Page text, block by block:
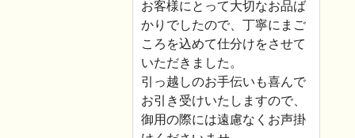
お客様にとって大切なお品ば
かりでしたので、丁寧にまご
ころを込めて仕分けをさせて
いただきました。
引っ越しのお手伝いも喜んで
お引き受けいたしますので、
御用の際には遠慮なくお声掛